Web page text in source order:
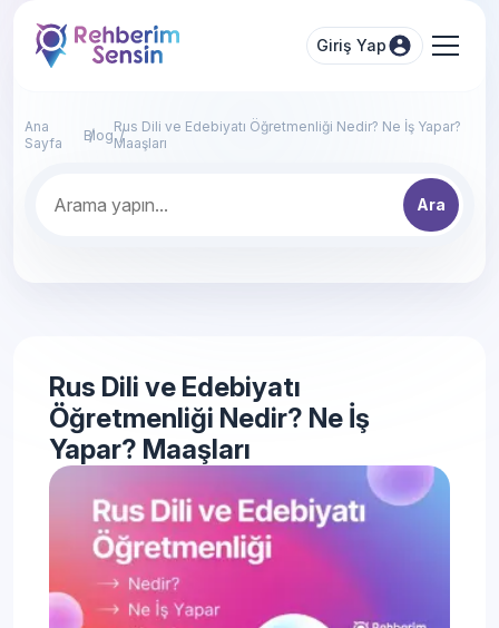
Giriş Yap
Ana
Sayfa
BlogRus Dili ve Edebiyatı Öğretmenliği Nedir? Ne İş Yapar?
Maaşları
Ara
Rus Dili ve Edebiyatı
Öğretmenliği Nedir? Ne İş
Yapar? Maaşları